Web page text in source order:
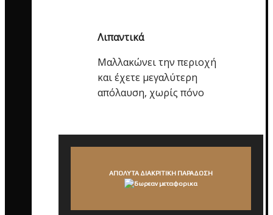
Λιπαντικά
Μαλλακώνει την περιοχή
και έχετε μεγαλύτερη
απόλαυση, χωρίς πόνο
ΑΠΟΛΥΤΑ ΔΙΑΚΡΙΤΙΚΗ ΠΑΡΑΔΟΣΗ